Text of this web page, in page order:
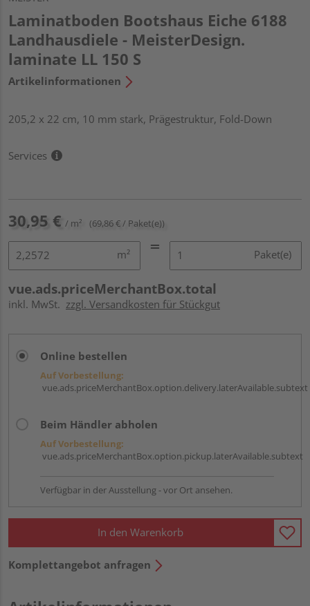
Laminatboden Bootshaus Eiche 6188
Landhausdiele - MeisterDesign.
laminate LL 150 S
Artikelinformationen
205,2 x 22 cm, 10 mm stark, Prägestruktur, Fold-Down
Services
30,95 € / m² (69,86 € / Paket(e))
m² Paket(e)
vue.ads.priceMerchantBox.total
inkl. MwSt. zzgl. Versandkosten für Stückgut
Online bestellen
Auf Vorbestellung:
vue.ads.priceMerchantBox.option.delivery.laterAvailable.subtext
Beim Händler abholen
Auf Vorbestellung:
vue.ads.priceMerchantBox.option.pickup.laterAvailable.subtext
Verfügbar in der Ausstellung - vor Ort ansehen.
In den Warenkorb
Komplettangebot anfragen